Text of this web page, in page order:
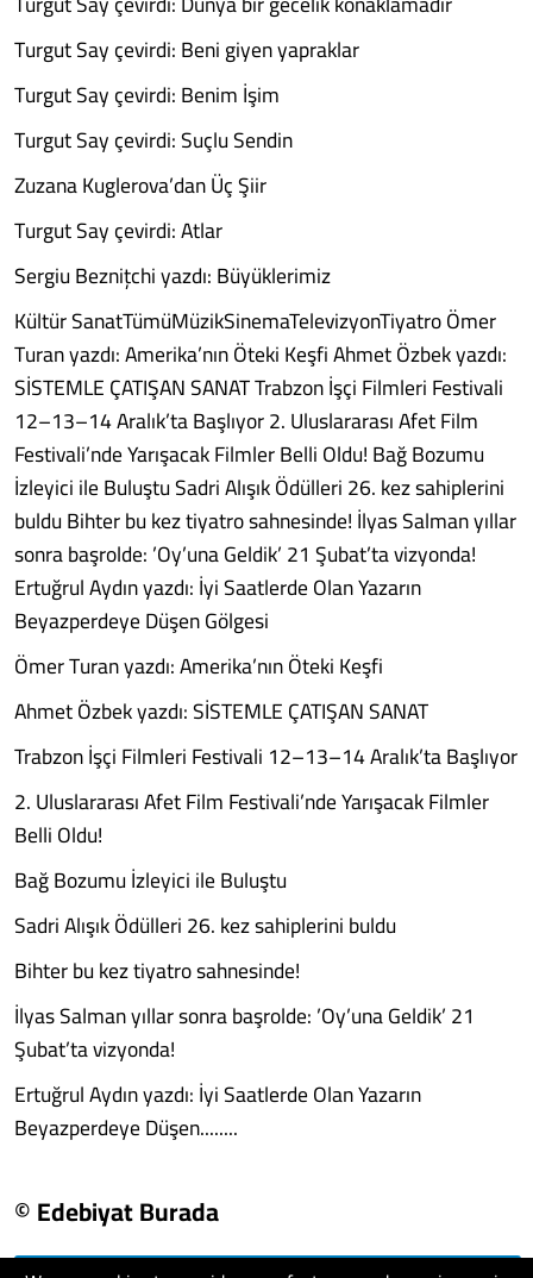
Turgut Say çevirdi: Beni giyen yapraklar
Turgut Say çevirdi: Benim İşim
Turgut Say çevirdi: Suçlu Sendin
Zuzana Kuglerova’dan Üç Şiir
Turgut Say çevirdi: Atlar
Sergiu Beznițchi yazdı: Büyüklerimiz
Kültür SanatTümüMüzikSinemaTelevizyonTiyatro Ömer
Turan yazdı: Amerika’nın Öteki Keşfi Ahmet Özbek yazdı:
SİSTEMLE ÇATIŞAN SANAT Trabzon İşçi Filmleri Festivali
12–13–14 Aralık’ta Başlıyor 2. Uluslararası Afet Film
Festivali’nde Yarışacak Filmler Belli Oldu! Bağ Bozumu
İzleyici ile Buluştu Sadri Alışık Ödülleri 26. kez sahiplerini
buldu Bihter bu kez tiyatro sahnesinde! İlyas Salman yıllar
sonra başrolde: ’Oy’una Geldik’ 21 Şubat’ta vizyonda!
Ertuğrul Aydın yazdı: İyi Saatlerde Olan Yazarın
Beyazperdeye Düşen Gölgesi
Ömer Turan yazdı: Amerika’nın Öteki Keşfi
Ahmet Özbek yazdı: SİSTEMLE ÇATIŞAN SANAT
Trabzon İşçi Filmleri Festivali 12–13–14 Aralık’ta Başlıyor
2. Uluslararası Afet Film Festivali’nde Yarışacak Filmler
Belli Oldu!
Bağ Bozumu İzleyici ile Buluştu
Sadri Alışık Ödülleri 26. kez sahiplerini buldu
Bihter bu kez tiyatro sahnesinde!
İlyas Salman yıllar sonra başrolde: ’Oy’una Geldik’ 21
Şubat’ta vizyonda!
Ertuğrul Aydın yazdı: İyi Saatlerde Olan Yazarın
Beyazperdeye Düşen........
© Edebiyat Burada